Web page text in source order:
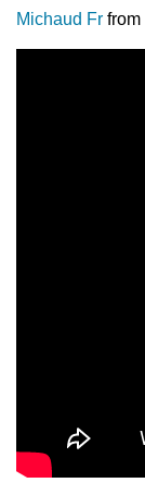
Michaud Fr from